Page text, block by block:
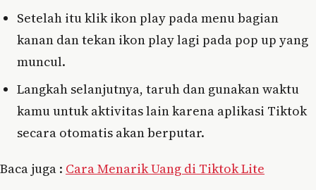
Setelah itu klik ikon play pada menu bagian
kanan dan tekan ikon play lagi pada pop up yang
muncul.
Langkah selanjutnya, taruh dan gunakan waktu
kamu untuk aktivitas lain karena aplikasi Tiktok
secara otomatis akan berputar.
Baca juga : Cara Menarik Uang di Tiktok Lite